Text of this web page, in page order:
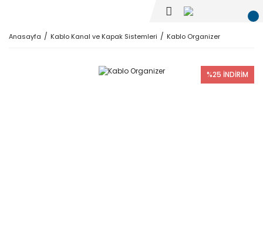
Anasayfa Kablo Kanal ve Kapak Sistemleri Kablo Organizer
%25 İNDİRİM